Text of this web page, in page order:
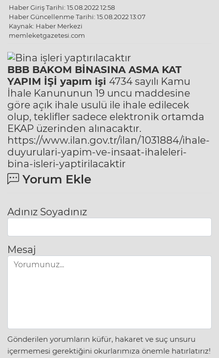
Haber Giriş Tarihi: 15.08.2022 12:58
Haber Güncellenme Tarihi: 15.08.2022 13:07
Kaynak: Haber Merkezi
memleketgazetesi.com
BBB BAKOM BİNASINA ASMA KAT
YAPIM İŞİ yapım işi 4734 sayılı Kamu
İhale Kanununun 19 uncu maddesine
göre açık ihale usulü ile ihale edilecek
olup, teklifler sadece elektronik ortamda
EKAP üzerinden alınacaktır.
https://www.ilan.gov.tr/ilan/1031884/ihale-
duyurulari-yapim-ve-insaat-ihaleleri-
bina-isleri-yaptirilacaktir
Yorum Ekle
Adınız Soyadınız
Mesaj
Gönderilen yorumların küfür, hakaret ve suç unsuru
içermemesi gerektiğini okurlarımıza önemle hatırlatırız!